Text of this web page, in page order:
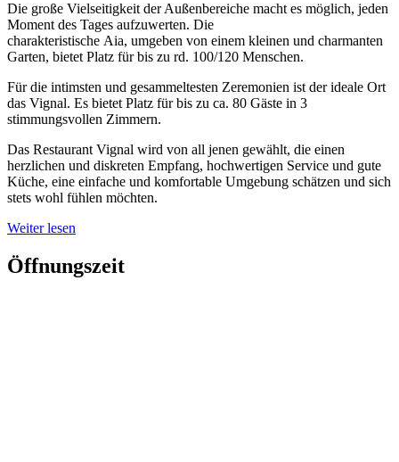
Die große Vielseitigkeit der Außenbereiche macht es möglich, jeden
Moment des Tages aufzuwerten. Die
charakteristische Aia, umgeben von einem kleinen und charmanten
Garten, bietet Platz für bis zu rd. 100/120 Menschen.
Für die intimsten und gesammeltesten Zeremonien ist der ideale Ort
das Vignal. Es bietet Platz für bis zu ca. 80 Gäste in 3
stimmungsvollen Zimmern.
Das Restaurant Vignal wird von all jenen gewählt, die einen
herzlichen und diskreten Empfang, hochwertigen Service und gute
Küche, eine einfache und komfortable Umgebung schätzen und sich
stets wohl fühlen möchten.
Weiter lesen
Öffnungszeit